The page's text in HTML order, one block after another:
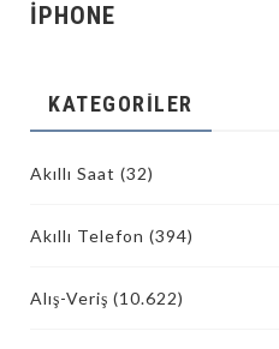
İPHONE
KATEGORILER
Akıllı Saat (32)
Akıllı Telefon (394)
Alış-Veriş (10.622)